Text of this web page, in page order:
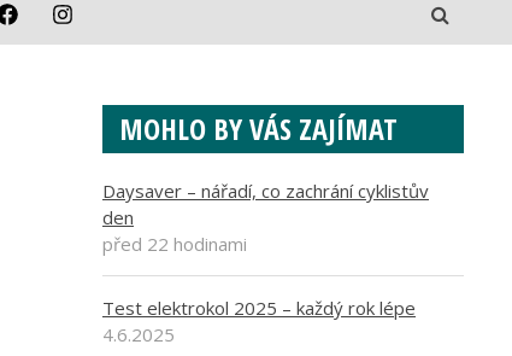
MOHLO BY VÁS ZAJÍMAT
Daysaver – nářadí, co zachrání cyklistův
den
před 22 hodinami
Test elektrokol 2025 – každý rok lépe
4.6.2025